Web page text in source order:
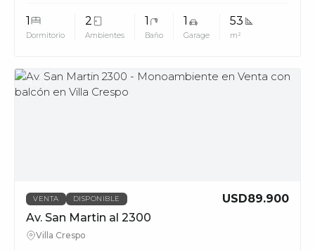
1
Dormitorio
2
Ambientes
1
Baño
1
Garage
53
m²
MUV
VENTA DISPONIBLE
USD89.900
Av. San Martin al 2300
Villa Crespo